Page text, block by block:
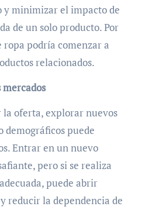
y minimizar el impacto de
de un solo producto. Por
podría comenzar a
relacionados.
oferta, explorar nuevos
demográficos puede
Entrar en un nuevo
pero si se realiza
puede abrir
reducir la dependencia de